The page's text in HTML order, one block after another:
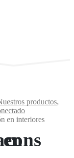
productos,
en interiores